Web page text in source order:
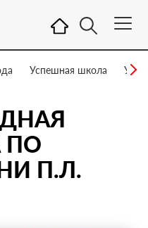
Успешная школа
ПО
П.Л.